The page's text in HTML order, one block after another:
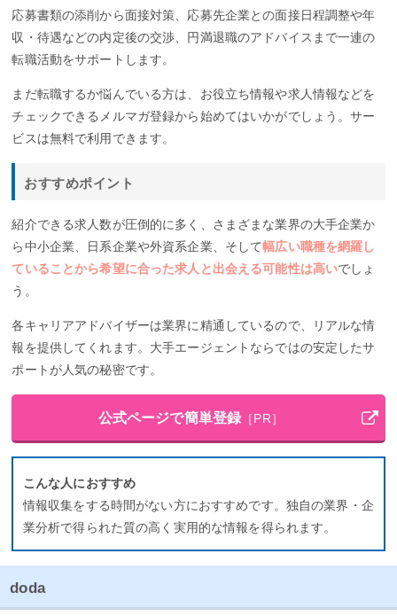
応募書類の添削から面接対策、応募先企業との面接日程調整や年
収・待遇などの内定後の交渉、円満退職のアドバイスまで一連の
転職活動をサポートします。
まだ転職するか悩んでいる方は、お役立ち情報や求人情報などを
チェックできるメルマガ登録から始めてはいかがでしょう。サー
ビスは無料で利用できます。
おすすめポイント
紹介できる求人数が圧倒的に多く、さまざまな業界の大手企業か
ら中小企業、日系企業や外資系企業、そして幅広い職種を網羅し
ていることから希望に合った求人と出会える可能性は高いでしょ
う。
各キャリアアドバイザーは業界に精通しているので、リアルな情
報を提供してくれます。大手エージェントならではの安定したサ
ポートが人気の秘密です。
公式ページで簡単登録 ［PR］
こんな人におすすめ
情報収集をする時間がない方におすすめです。独自の業界・企
業分析で得られた質の高く実用的な情報を得られます。
doda